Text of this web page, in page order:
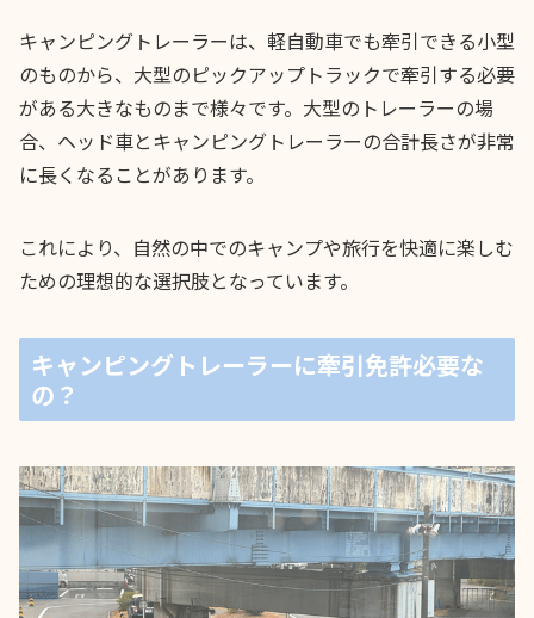
キャンピングトレーラーは、軽自動車でも牽引できる小型
のものから、大型のピックアップトラックで牽引する必要
がある大きなものまで様々です。大型のトレーラーの場
合、ヘッド車とキャンピングトレーラーの合計長さが非常
に長くなることがあります。
これにより、自然の中でのキャンプや旅行を快適に楽しむ
ための理想的な選択肢となっています。
キャンピングトレーラーに牽引免許必要な
の？